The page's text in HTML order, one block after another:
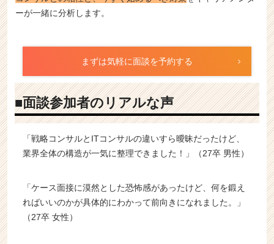
ーが一緒に分析します。
まずは気軽に面談を予約する
■面談参加者のリアルな声
「戦略コンサルとITコンサルの違いすら曖昧だったけど、
業界全体の構造が一気に整理できました！」（27卒 男性）
「ケース面接に漠然とした恐怖感があったけど、何を鍛え
ればいいのかが具体的にわかって前向きになれました。」
（27卒 女性）